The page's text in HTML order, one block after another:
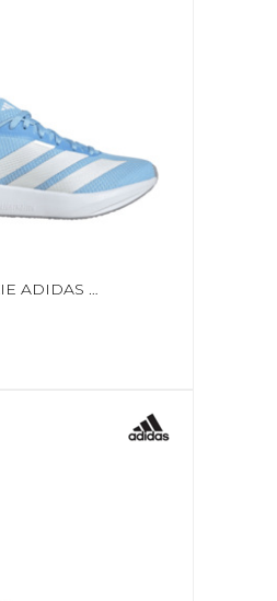
BUTY DAMSKIE ADIDAS DURAMO RC2 RUNNING BŁĘKITNE JQ8078